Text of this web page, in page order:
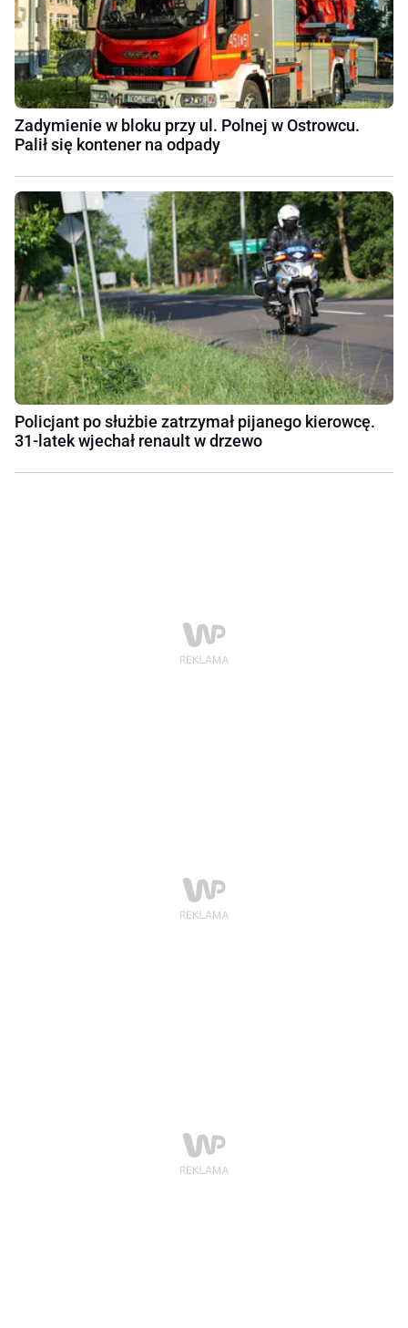
Zadymienie w bloku przy ul. Polnej w Ostrowcu.
Palił się kontener na odpady
Policjant po służbie zatrzymał pijanego kierowcę.
31-latek wjechał renault w drzewo